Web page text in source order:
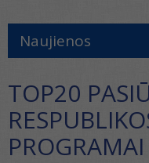
Naujienos
TOP20
PROGRAMAI